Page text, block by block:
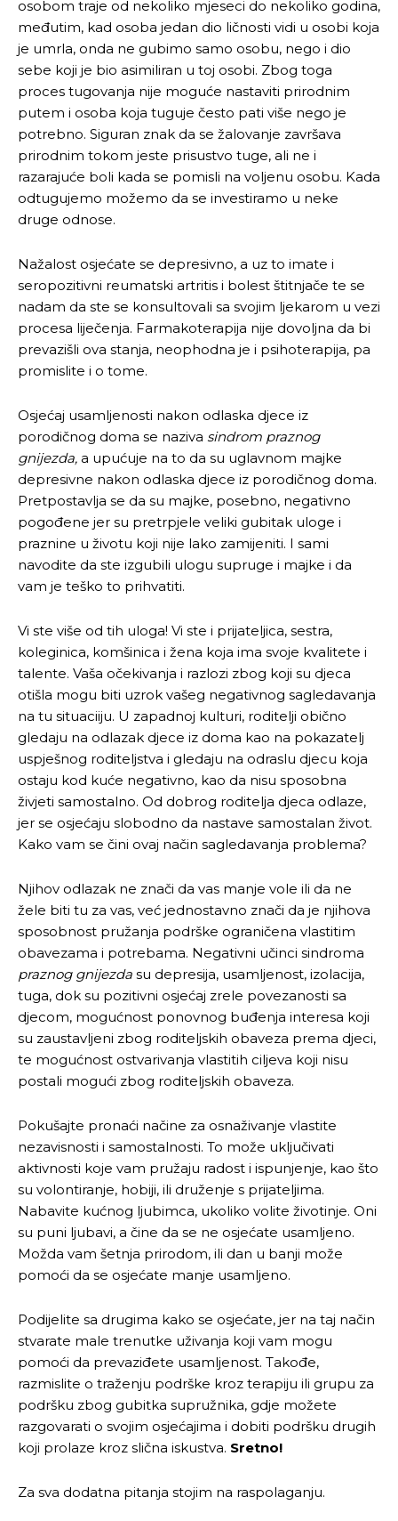
Pusti priču da živi!
Ovim putem želimo da vam se zahvalimo što ste
odlučili da pustite Vašu priču da živi, Redakcija
Objavi.ba
[wpuf_form id=”7463”]
Pusti priču da živi!
Ovim putem želimo da vam se zahvalimo što ste
odlučili da pustite Vašu priču da živi, Redakcija
Objavi.ba
[wpuf_form id=”7463”]
osobom traje od nekoliko mjeseci do nekoliko godina,
međutim, kad osoba jedan dio ličnosti vidi u osobi koja
je umrla, onda ne gubimo samo osobu, nego i dio
sebe koji je bio asimiliran u toj osobi. Zbog toga
proces tugovanja nije moguće nastaviti prirodnim
putem i osoba koja tuguje često pati više nego je
potrebno. Siguran znak da se žalovanje završava
prirodnim tokom jeste prisustvo tuge, ali ne i
razarajuće boli kada se pomisli na voljenu osobu. Kada
odtugujemo možemo da se investiramo u neke
druge odnose.
Nažalost osjećate se depresivno, a uz to imate i
seropozitivni reumatski artritis i bolest štitnjače te se
nadam da ste se konsultovali sa svojim ljekarom u vezi
procesa liječenja. Farmakoterapija nije dovoljna da bi
prevazišli ova stanja, neophodna je i psihoterapija, pa
promislite i o tome.
Osjećaj usamljenosti nakon odlaska djece iz
porodičnog doma se naziva sindrom praznog
gnijezda, a upućuje na to da su uglavnom majke
depresivne nakon odlaska djece iz porodičnog doma.
Pretpostavlja se da su majke, posebno, negativno
pogođene jer su pretrpjele veliki gubitak uloge i
praznine u životu koji nije lako zamijeniti. I sami
navodite da ste izgubili ulogu supruge i majke i da
vam je teško to prihvatiti.
Vi ste više od tih uloga! Vi ste i prijateljica, sestra,
koleginica, komšinica i žena koja ima svoje kvalitete i
talente. Vaša očekivanja i razlozi zbog koji su djeca
otišla mogu biti uzrok vašeg negativnog sagledavanja
na tu situaciiju. U zapadnoj kulturi, roditelji obično
gledaju na odlazak djece iz doma kao na pokazatelj
uspješnog roditeljstva i gledaju na odraslu djecu koja
ostaju kod kuće negativno, kao da nisu sposobna
živjeti samostalno. Od dobrog roditelja djeca odlaze,
jer se osjećaju slobodno da nastave samostalan život.
Kako vam se čini ovaj način sagledavanja problema?
Njihov odlazak ne znači da vas manje vole ili da ne
žele biti tu za vas, već jednostavno znači da je njihova
sposobnost pružanja podrške ograničena vlastitim
obavezama i potrebama. Negativni učinci sindroma
praznog gnijezda su depresija, usamljenost, izolacija,
tuga, dok su pozitivni osjećaj zrele povezanosti sa
djecom, mogućnost ponovnog buđenja interesa koji
su zaustavljeni zbog roditeljskih obaveza prema djeci,
te mogućnost ostvarivanja vlastitih ciljeva koji nisu
postali mogući zbog roditeljskih obaveza.
Pokušajte pronaći načine za osnaživanje vlastite
nezavisnosti i samostalnosti. To može uključivati
aktivnosti koje vam pružaju radost i ispunjenje, kao što
su volontiranje, hobiji, ili druženje s prijateljima.
Nabavite kućnog ljubimca, ukoliko volite životinje. Oni
su puni ljubavi, a čine da se ne osjećate usamljeno.
Možda vam šetnja prirodom, ili dan u banji može
pomoći da se osjećate manje usamljeno.
Podijelite sa drugima kako se osjećate, jer na taj način
stvarate male trenutke uživanja koji vam mogu
pomoći da prevaziđete usamljenost. Takođe,
razmislite o traženju podrške kroz terapiju ili grupu za
podršku zbog gubitka supružnika, gdje možete
razgovarati o svojim osjećajima i dobiti podršku drugih
koji prolaze kroz slična iskustva. Sretno!
Za sva dodatna pitanja stojim na raspolaganju.